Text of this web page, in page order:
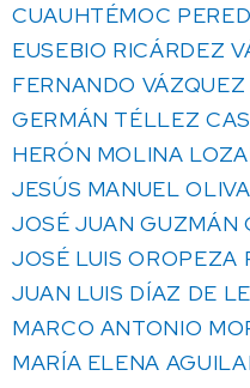
CUAUHTÉMOC
EUSEBIO RICÁRDEZ
FERNANDO
GERMÁN TÉLLEZ
HERÓN MOLINA
JESÚS MANUEL
JOSÉ JUAN GUZMÁN
JOSÉ LUIS OROPEZA
JUAN LUIS DÍAZ DE
MARCO ANTONIO
MARÍA ELENA